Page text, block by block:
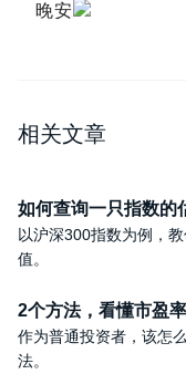
晚安
相关文章
如何查询一只指数的
以沪深300指数为例，
值。
2个方法，看懂市盈率
作为普通投资者，该怎
法。